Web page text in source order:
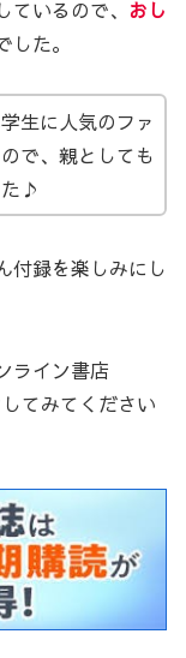
いるので、 おし
した。
生に人気のファ
で、親としても
た♪
付録を楽しみにし
ライン書店
てみてください